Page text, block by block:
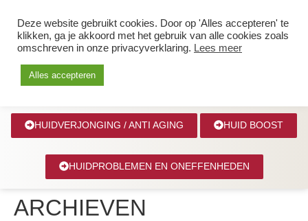
0627299039
HUIDVERJONGING / ANTI AGING HUID BOOST
HUIDPROBLEMEN EN ONEFFENHEDEN
ARCHIEVEN
Deze website gebruikt cookies. Door op 'Alles accepteren' te
klikken, ga je akkoord met het gebruik van alle cookies zoals
omschreven in onze privacyverklaring. Lees meer
Alles accepteren